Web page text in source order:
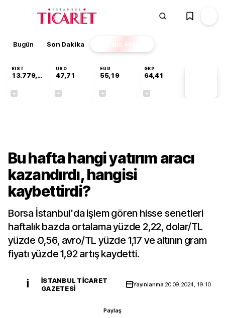
Bugün Son Dakika Finans EKSTRA
BIST
13.779,39
USD
47,71
EUR
55,19
GBP
64,41
Bu hafta hangi yatırım aracı
kazandırdı, hangisi
kaybettirdi?
Borsa İstanbul'da işlem gören hisse senetleri
haftalık bazda ortalama yüzde 2,22, dolar/TL
yüzde 0,56, avro/TL yüzde 1,17 ve altının gram
fiyatı yüzde 1,92 artış kaydetti.
İ
İSTANBUL TICARET
GAZETESI
Yayınlanma 20.09.2024, 19:10
Paylaş